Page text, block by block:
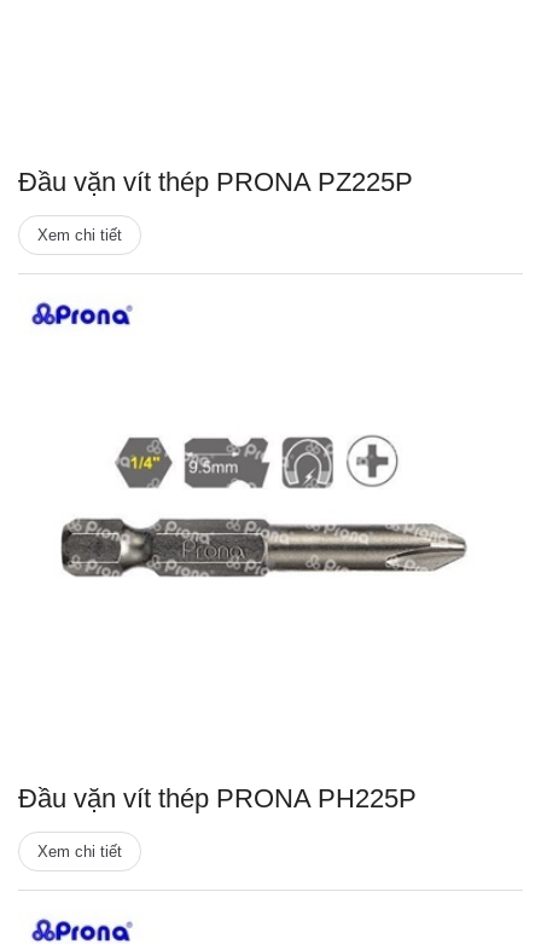
Đầu vặn vít thép PRONA PZ225P
Xem chi tiết
Đầu vặn vít thép PRONA PH225P
Xem chi tiết